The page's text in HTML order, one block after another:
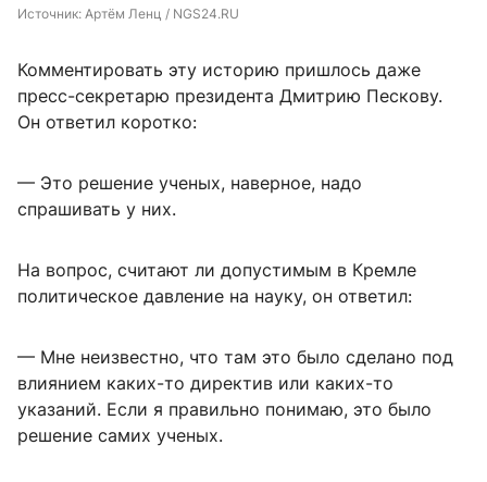
Источник: Артём Ленц / NGS24.RU
Комментировать эту историю пришлось даже
пресс-секретарю президента Дмитрию Пескову.
Он ответил коротко:
— Это решение ученых, наверное, надо
спрашивать у них.
На вопрос, считают ли допустимым в Кремле
политическое давление на науку, он ответил:
— Мне неизвестно, что там это было сделано под
влиянием каких-то директив или каких-то
указаний. Если я правильно понимаю, это было
решение самих ученых.